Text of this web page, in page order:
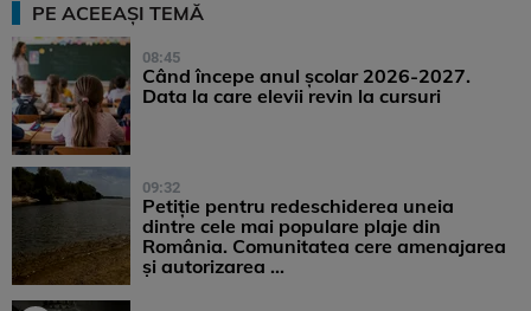
PE ACEEAȘI TEMĂ
08:45
Când începe anul școlar 2026-2027.
Data la care elevii revin la cursuri
09:32
Petiție pentru redeschiderea uneia
dintre cele mai populare plaje din
România. Comunitatea cere amenajarea
și autorizarea ...